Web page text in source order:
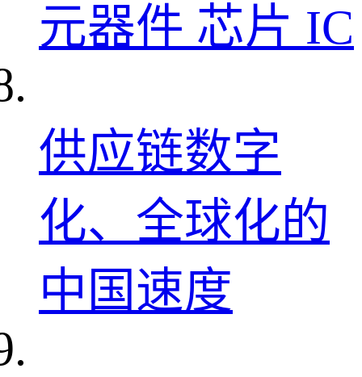
元器件 芯片 IC
供应链数字
化、全球化的
中国速度